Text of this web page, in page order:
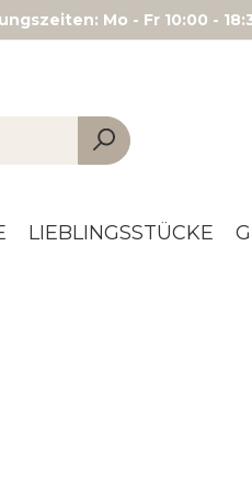
Mo - Fr 10:00 -
LIEBLINGSSTÜCKE